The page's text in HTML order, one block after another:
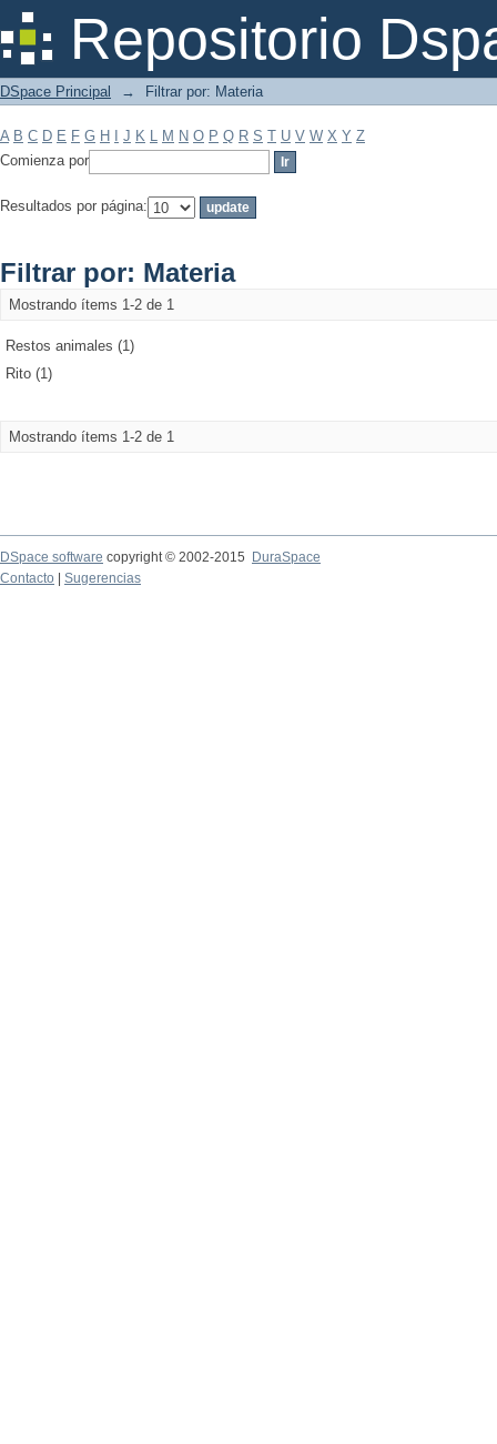
Repositorio
Filtrar por: Materia
DSpace Principal → Filtrar por: Materia
A B C D E F G H J K L M N O P Q R S T U V W X Y Z
Comienza por
Resultados por página:
Filtrar por: Materia
Mostrando ítems 1-2 de 1
Restos animales (1)
Rito (1)
Mostrando ítems 1-2 de 1
DSpace software copyright © 2002-2015
DuraSpace
Contacto
Sugerencias